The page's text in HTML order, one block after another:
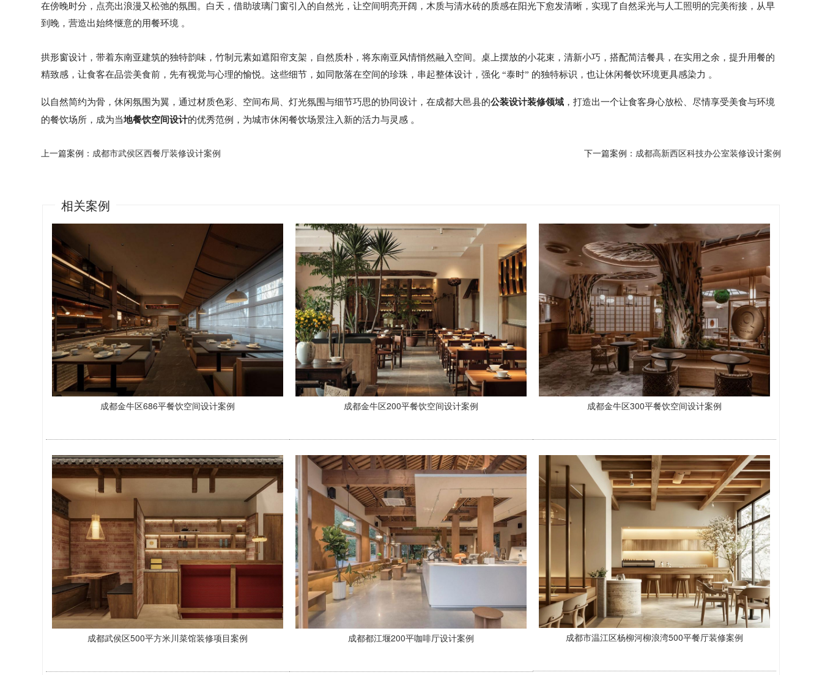
在傍晚时分，点亮出浪漫又松弛的氛围。白天，借助玻璃门窗引入的自然光，让空间明亮开阔，木质与清水砖的质感在阳光下愈发清晰，实现了自然采光与人工照明的完美衔接，从早
到晚，营造出始终惬意的用餐环境 。
拱形窗设计，带着东南亚建筑的独特韵味，竹制元素如遮阳帘支架，自然质朴，将东南亚风情悄然融入空间。桌上摆放的小花束，清新小巧，搭配简洁餐具，在实用之余，提升用餐的
精致感，让食客在品尝美食前，先有视觉与心理的愉悦。这些细节，如同散落在空间的珍珠，串起整体设计，强化 “泰时” 的独特标识，也让休闲餐饮环境更具感染力 。
以自然简约为骨，休闲氛围为翼，通过材质色彩、空间布局、灯光氛围与细节巧思的协同设计，在成都大邑县的公装设计装修领域 ，打造出一个让食客身心放松、尽情享受美食与环境
的餐饮场所，成为当地餐饮空间设计的优秀范例，为城市休闲餐饮场景注入新的活力与灵感 。
上一篇案例： 成都市武侯区西餐厅装修设计案例 下一篇案例： 成都高新西区科技办公室装修设计案例
相关案例
成都金牛区686平餐饮空间设计案例 成都金牛区200平餐饮空间设计案例 成都金牛区300平餐饮空间设计案例
成都武侯区500平方米川菜馆装修项目案例 成都都江堰200平咖啡厅设计案例 成都市温江区杨柳河柳浪湾500平餐厅装修案例